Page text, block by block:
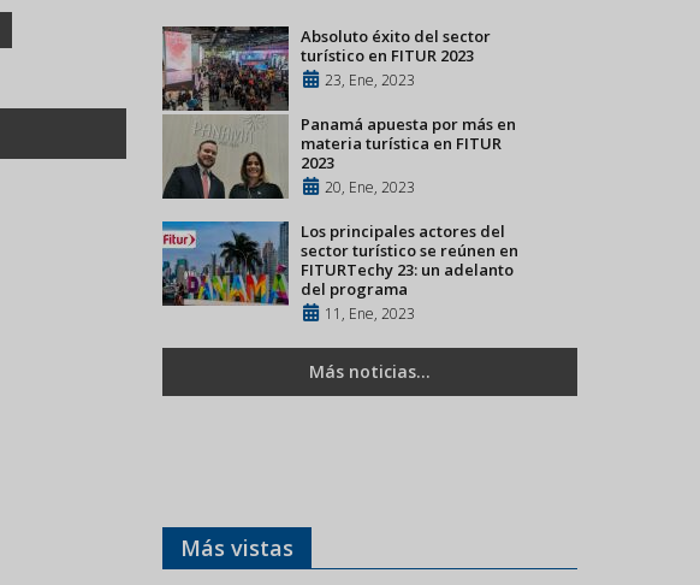
Absoluto éxito del sector
turístico en FITUR 2023
23, Ene, 2023
Panamá apuesta por más en
materia turística en FITUR
2023
20, Ene, 2023
Los principales actores del
sector turístico se reúnen en
FITURTechy 23: un adelanto
del programa
11, Ene, 2023
Más noticias...
Más vistas